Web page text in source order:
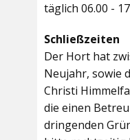
täglich 06.00 -
Schließzeiten
Der Hort hat
Neujahr, sowie
Christi
die einen
dringenden